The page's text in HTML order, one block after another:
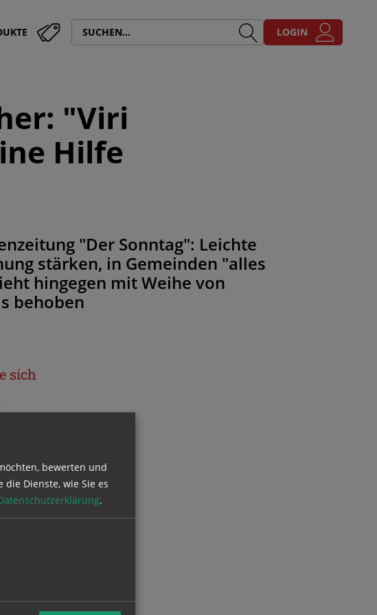
LOGIN
"Viri
Hilfe
"Der Sonntag": Leichte
stärken, in Gemeinden "alles
hingegen mit Weihe von
behoben
sich
bewerten und
die Dienste, wie Sie es
.